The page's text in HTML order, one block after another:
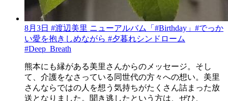
8月3日 #渡辺美里 ニューアルバム「#Birthday」#でっか
い愛を抱きしめながら #夕暮れシンドローム
#Deep_Breath
熊本にも縁がある美里さんからのメッセージ。そし
て、介護をなさっている同世代の方々への想い。美里
さんならではの人を想う気持ちがたくさん詰まった放
送となりました。聞き逃したという方は、ぜひ、